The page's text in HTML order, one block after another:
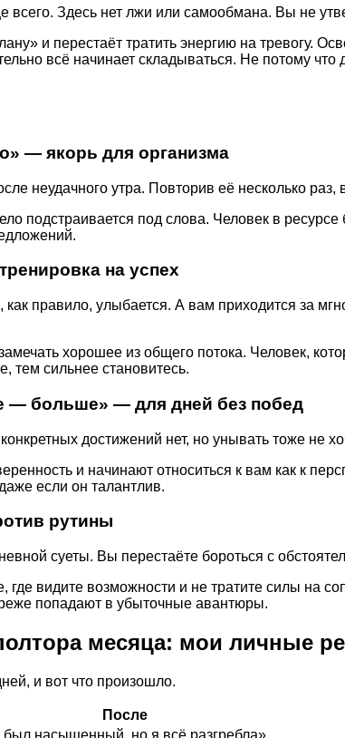
всего. Здесь нет лжи или самообмана. Вы не
и перестаёт тратить энергию на
всё начинает складываться. Не потому
— якорь для организма
неудачного утра. Повторив её несколько
подстраивается под слова. Человек в
на успех
как правило, улыбается. А вам приходится за
хорошее из общего потока. Человек,
тем сильнее становитесь.
— больше» — для дней без побед
достижений нет, но унывать тоже не
и начинают относиться к вам как к
если он талантлив.
рутины
суеты. Вы перестаёте бороться с
где видите возможности и не тратите силы
попадают в убыточные авантюры.
месяца: мои личные
и вот что произошло.
После
был насыщенный, но я всё разгребла»